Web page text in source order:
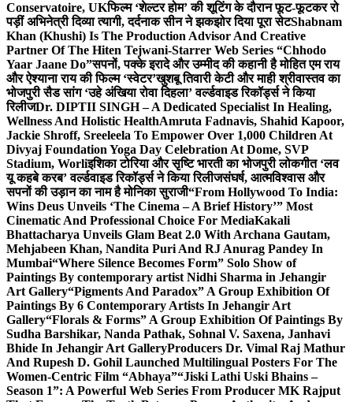
Conservatoire, UKफिल्म ‘शेल्टर होम’ की शूटिंग के दौरान फूट-फूटकर रो
पड़ीं अभिनेत्री दिव्या त्यागी, दर्दनाक सीन ने झकझोर दिया पूरा सेटShabnam
Khan (Khushi) Is The Production Advisor And Creative
Partner Of The Hiten Tejwani-Starrer Web Series “Chhodo
Yaar Jaane Do”सपनों, पक्के इरादे और उम्मीद की कहानी है मोहित एम राय
और ऐश्याना राय की फिल्म ‘स्वेटर’खुशबू तिवारी केटी और माही श्रीवास्तव का
भोजपुरी सैड सांग ‘उहे अंखिया रोवा दिहला’ वर्ल्डवाइड रिकॉर्ड्स ने किया
रिलीजDr. DIPTII SINGH – A Dedicated Specialist In Healing,
Wellness And Holistic HealthAmruta Fadnavis, Shahid Kapoor,
Jackie Shroff, Sreeleela To Empower Over 1,000 Children At
Divyaj Foundation Yoga Day Celebration At Dome, SVP
Stadium, Worliइशिका टोरिया और सृष्टि भारती का भोजपुरी लोकगीत ‘लव
यू कहबे करब’ वर्ल्डवाइड रिकॉर्ड्स ने किया रिलीजसंघर्ष, आत्मविश्वास और
सपनों की उड़ान का नाम है मोनिका सुराजी“From Hollywood To India:
Wins Deus Unveils ‘The Cinema – A Brief History’” Most
Cinematic And Professional Choice For MediaKakali
Bhattacharya Unveils Glam Beat 2.0 With Archana Gautam,
Mehjabeen Khan, Nandita Puri And RJ Anurag Pandey In
Mumbai“Where Silence Becomes Form” Solo Show of
Paintings By contemporary artist Nidhi Sharma in Jehangir
Art Gallery“Pigments And Paradox” A Group Exhibition Of
Paintings By 6 Contemporary Artists In Jehangir Art
Gallery“Florals & Forms” A Group Exhibition Of Paintings By
Sudha Barshikar, Nanda Pathak, Sohnal V. Saxena, Janhavi
Bhide In Jehangir Art GalleryProducers Dr. Vimal Raj Mathur
And Rupesh D. Gohil Launched Multilingual Posters For The
Women-Centric Film “Abhaya”“Jiski Lathi Uski Bhains –
Season 1”: A Powerful Web Series From Producer MK Rajput